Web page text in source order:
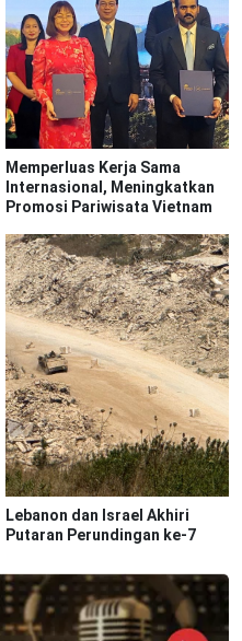
Memperluas Kerja Sama
Internasional, Meningkatkan
Promosi Pariwisata Vietnam
Lebanon dan Israel Akhiri
Putaran Perundingan ke-7